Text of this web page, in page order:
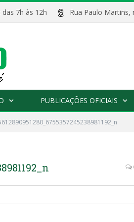
das 7h às 12h Rua Paulo
PUBLICAÇÕES OFICIAIS